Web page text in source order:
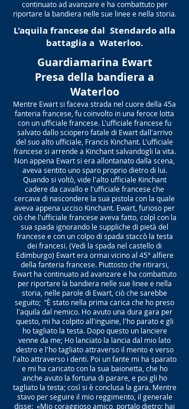
continuato ad avanzare e ha combattuto per
riportare la bandiera nelle sue linee e nella storia.
L'aquila francese dal Stendardo alla
battaglia a Waterloo.
Guardiamarina Ewart
Presa della bandiera a
Waterloo
Mentre Ewart si faceva strada nel cuore della 45a
fanteria francese, fu coinvolto in una feroce lotta
con un ufficiale francese. L'ufficiale francese fu
salvato dallo sciopero fatale di Ewart dall'arrivo
del suo alto ufficiale, Francis Kinchant. L'ufficiale
francese si arrende a Kinchant salvandogli la vita.
Non appena Ewart si era allontanato dalla scena,
aveva sentito uno sparo proprio dietro di lui.
Quando si voltò, vide l'alto ufficiale Kinchant
cadere da cavallo e l'ufficiale francese che
cercava di nascondere la sua pistola con la quale
aveva appena ucciso Kinchant. Ewart, furioso per
ciò che l'ufficiale francese aveva fatto, colpì con la
sua spada ignorando le suppliche di pietà del
francese e con un colpo di spada staccò la testa
dei francesi. (Vedi la spada nel castello di
Edimburgo) Ewart era ormai vicino al 45° alfiere
della fanteria francese. Piuttosto che ritirarsi,
Ewart ha continuato ad avanzare e ha combattuto
per riportare la bandiera nelle sue linee e nella
storia, nelle parole di Ewart, ciò che sarebbe
seguito; “È stato nella prima carica che ho preso
l'aquila dal nemico. Ho avuto una dura gara per
questo, mi ha colpito all'inguine, l'ho parato e gli
ho tagliato la testa. Dopo questo un lanciere
venne da me; Ho lanciato la lancia dal mio lato
destro e l'ho tagliato attraverso il mento e verso
l'alto attraverso i denti. Poi un fante mi ha sparato
e mi ha caricato con la sua baionetta, che ho
anche avuto la fortuna di parare, e poi gli ho
tagliato la testa; così si è conclusa la gara. Mentre
stavo per seguire il mio reggimento, il generale
disse: «Mio coraggioso amico, portalo dietro; hai